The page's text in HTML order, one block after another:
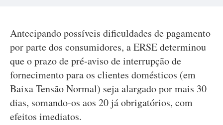
Antecipando possíveis dificuldades de pagamento
por parte dos consumidores, a ERSE determinou
que o prazo de pré-aviso de interrupção de
fornecimento para os clientes domésticos (em
Baixa Tensão Normal) seja alargado por mais 30
dias, somando-os aos 20 já obrigatórios, com
efeitos imediatos.